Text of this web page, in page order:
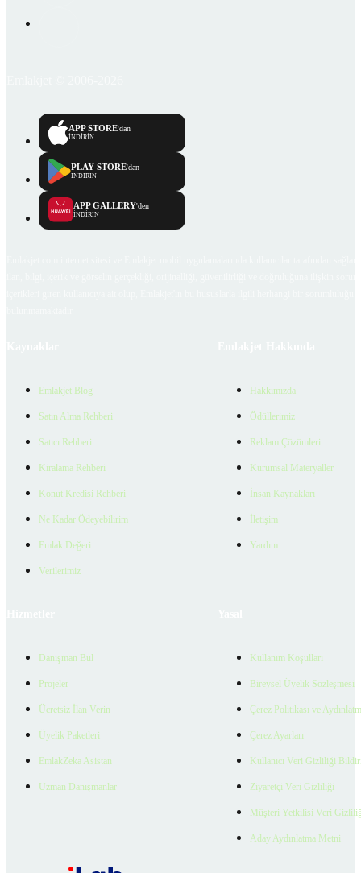
APP STORE'dan
İNDİRİN
PLAY STORE'dan
İNDİRİN
APP GALLERY'den
İNDİRİN
Emlakjet Blog
Satın Alma Rehberi
Satıcı Rehberi
Kiralama Rehberi
Konut Kredisi Rehberi
Ne Kadar Ödeyebilirim
Emlak Değeri
Verilerimiz
Hakkımızda
Ödüllerimiz
Reklam Çözümleri
Kurumsal Materyaller
İnsan Kaynakları
İletişim
Yardım
Danışman Bul
Projeler
Ücretsiz İlan Verin
Üyelik Paketleri
EmlakZeka Asistan
Uzman Danışmanlar
Kullanım Koşulları
Bireysel Üyelik Sözleşmesi
Çerez Politikası ve
Çerez Ayarları
Kullanıcı Veri Gizliliği
Ziyaretçi Veri Gizliliği
Müşteri Yetkilisi Veri
Aday Aydınlatma Metni